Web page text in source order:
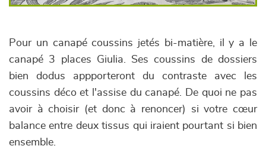
Pour un canapé coussins jetés bi-matière, il y a le
canapé 3 places Giulia. Ses coussins de dossiers
bien dodus appporteront du contraste avec les
coussins déco et l'assise du canapé. De quoi ne pas
avoir à choisir (et donc à renoncer) si votre cœur
balance entre deux tissus qui iraient pourtant si bien
ensemble.